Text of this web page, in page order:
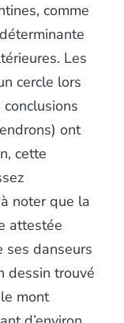
comme
Les
cercle lors
ont
cette
noter que la
attestée
ses danseurs
dessin trouvé
mont